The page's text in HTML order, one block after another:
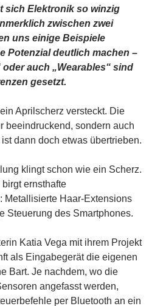
sich Elektronik so winzig
zwischen zwei
uns einige Beispiele
Potenzial deutlich machen –
auch „Wearables“ sind
gesetzt.
Aprilscherz versteckt. Die
beeindruckend, sondern auch
dann doch etwas übertrieben.
klingt schon wie ein Scherz.
ernsthafte
Metallisierte Haar-Extensions
Steuerung des Smartphones.
Katia Vega mit ihrem Projekt
als Eingabegerät die eigenen
Bart. Je nachdem, wo die
angefasst werden,
per Bluetooth an ein